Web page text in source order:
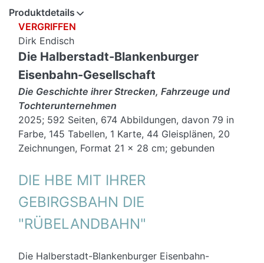
Produktdetails
VERGRIFFEN
Dirk Endisch
Die Halberstadt-Blankenburger
Eisenbahn-Gesellschaft
Die Geschichte ihrer Strecken, Fahrzeuge und
Tochterunternehmen
2025; 592 Seiten, 674 Abbildungen, davon 79 in
Farbe, 145 Tabellen, 1 Karte, 44 Gleisplänen, 20
Zeichnungen, Format 21 x 28 cm; gebunden
DIE HBE MIT IHRER
GEBIRGSBAHN DIE
"RÜBELANDBAHN"
Die Halberstadt-Blankenburger Eisenbahn-